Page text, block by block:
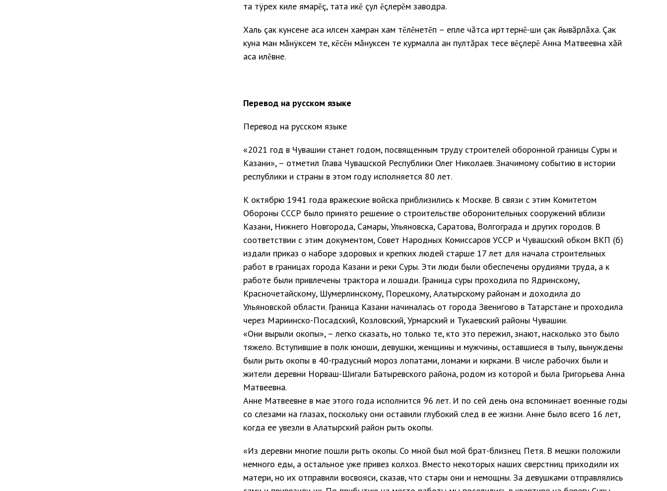
та тÿрех киле ямарĕç, тата икĕ çул ĕçлерĕм заводра.
Халь çак кунсене аса илсен хамран хам тĕлĕнетĕп – епле чăтса ирттернĕ-ши çак йывăрлăха. Çак
куна ман мăнÿксем те, кĕсĕн мăнуксен те курмалла ан пултăрах тесе вĕçлерĕ Анна Матвеевна хăй
аса илĕвне.
Перевод на русском языке
Перевод на русском языке
«2021 год в Чувашии станет годом, посвященным труду строителей оборонной границы Суры и
Казани», – отметил Глава Чувашской Республики Олег Николаев. Значимому событию в истории
республики и страны в этом году исполняется 80 лет.
К октябрю 1941 года вражеские войска приблизились к Москве. В связи с этим Комитетом
Обороны СССР было принято решение о строительстве оборонительных сооружений вблизи
Казани, Нижнего Новгорода, Самары, Ульяновска, Саратова, Волгограда и других городов. В
соответствии с этим документом, Совет Народных Комиссаров УССР и Чувашский обком ВКП (б)
издали приказ о наборе здоровых и крепких людей старше 17 лет для начала строительных
работ в границах города Казани и реки Суры. Эти люди были обеспечены орудиями труда, а к
работе были привлечены трактора и лошади. Граница суры проходила по Ядринскому,
Красночетайскому, Шумерлинскому, Порецкому, Алатырскому районам и доходила до
Ульяновской области. Граница Казани начиналась от города Звенигово в Татарстане и проходила
через Мариинско-Посадский, Козловский, Урмарский и Тукаевский районы Чувашии.
«Они вырыли окопы», – легко сказать, но только те, кто это пережил, знают, насколько это было
тяжело. Вступившие в полк юноши, девушки, женщины и мужчины, оставшиеся в тылу, вынуждены
были рыть окопы в 40-градусный мороз лопатами, ломами и кирками. В числе рабочих были и
жители деревни Норваш-Шигали Батыревского района, родом из которой и была Григорьева Анна
Матвеевна.
Анне Матвеевне в мае этого года исполнится 96 лет. И по сей день она вспоминает военные годы
со слезами на глазах, поскольку они оставили глубокий след в ее жизни. Анне было всего 16 лет,
когда ее увезли в Алатырский район рыть окопы.
«Из деревни многие пошли рыть окопы. Со мной был мой брат-близнец Петя. В мешки положили
немного еды, а остальное уже привез колхоз. Вместо некоторых наших сверстниц приходили их
матери, но их отправили восвояси, сказав, что стары они и немощны. За девушками отправлялись